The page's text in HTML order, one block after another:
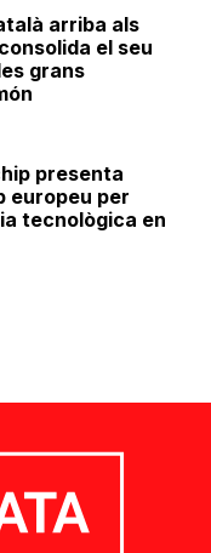
arriba als
el seu
grans
presenta
europeu per
tecnològica en